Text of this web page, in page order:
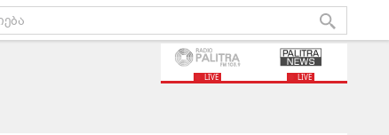
LIVE LIVE